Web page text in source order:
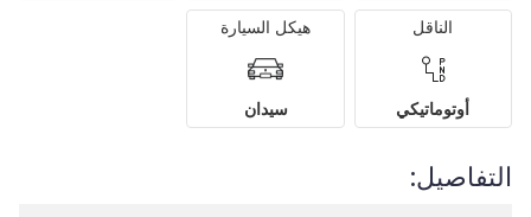
الناقل
أوتوماتيكي
هيكل السيارة
سيدان
التفاصيل: